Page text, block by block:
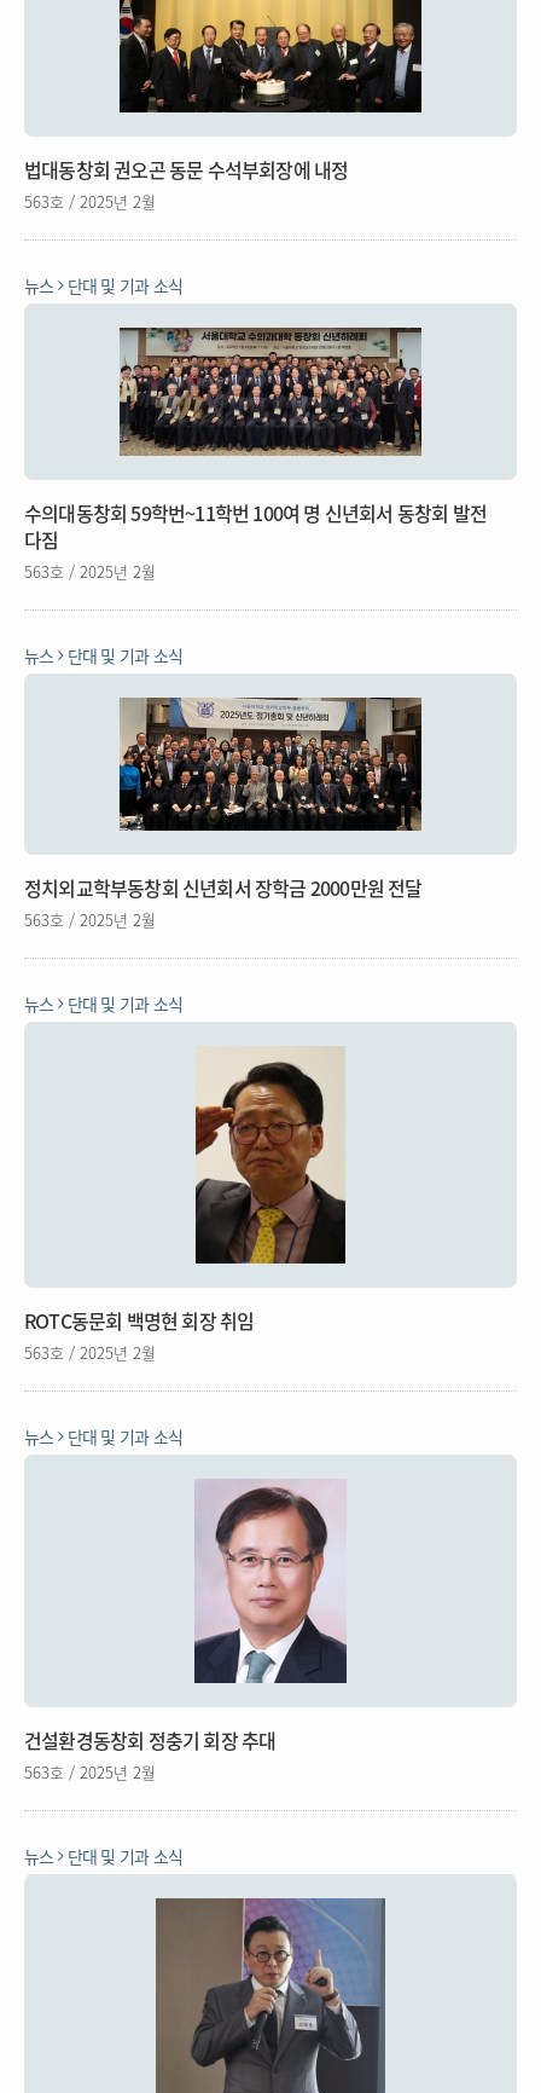
법대동창회 권오곤 동문 수석부회장에 내정
563호 / 2025년 2월
뉴스 단대 및 기과 소식
수의대동창회 59학번~11학번 100여 명 신년회서 동창회 발전
다짐
563호 / 2025년 2월
뉴스 단대 및 기과 소식
정치외교학부동창회 신년회서 장학금 2000만원 전달
563호 / 2025년 2월
뉴스 단대 및 기과 소식
ROTC동문회 백명현 회장 취임
563호 / 2025년 2월
뉴스 단대 및 기과 소식
건설환경동창회 정충기 회장 추대
563호 / 2025년 2월
뉴스 단대 및 기과 소식